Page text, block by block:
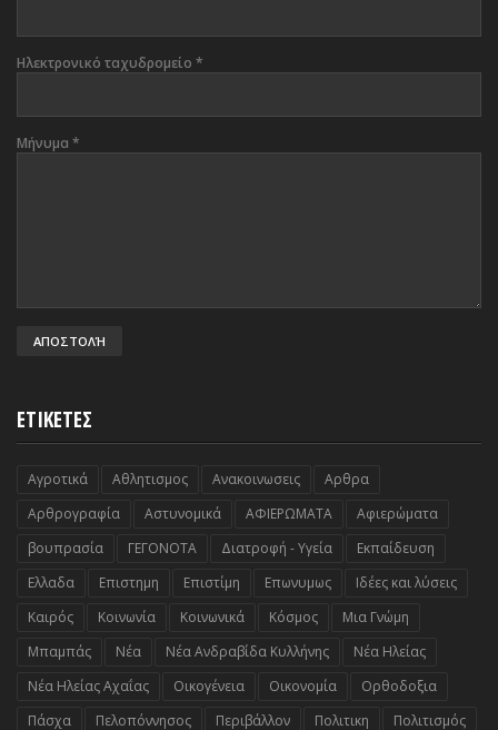
Ηλεκτρονικό ταχυδρομείο *
Μήνυμα *
ΕΤΙΚΕΤΕΣ
Αγροτικά Αθλητισμος Ανακοινωσεις
Αρθρα
Αρθρογραφία
Αστυνομικά ΑΦΙΕΡΩΜΑΤΑ
Αφιερώματα
βουπρασία
ΓΕΓΟΝΟΤΑ Διατροφή - Υγεία
Εκπαίδευση
Ελλαδα
Επιστημη Επιστίμη Επωνυμως
Ιδέες και λύσεις
Καιρός
Κοινωνία Κοινωνικά Κόσμος
Μια Γνώμη
Μπαμπάς
Νέα Νέα Ανδραβίδα Κυλλήνης
Νέα Ηλείας
Νέα Ηλείας Αχαΐας
Οικογένεια Οικονομία
Ορθοδοξια
Πάσχα
Πελοπόννησος Περιβάλλον Πολιτικη
Πολιτισμός